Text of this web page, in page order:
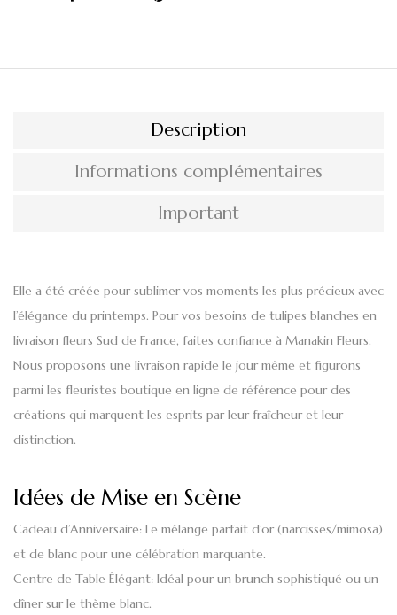
Description
Informations complémentaires
Important
Elle a été créée pour sublimer vos moments les plus précieux avec
l’élégance du printemps. Pour vos besoins de tulipes blanches en
livraison fleurs Sud de France, faites confiance à Manakin Fleurs.
Nous proposons une livraison rapide le jour même et figurons
parmi les fleuristes boutique en ligne de référence pour des
créations qui marquent les esprits par leur fraîcheur et leur
distinction.
Idées de Mise en Scène
Cadeau d’Anniversaire: Le mélange parfait d’or (narcisses/mimosa)
et de blanc pour une célébration marquante.
Centre de Table Élégant: Idéal pour un brunch sophistiqué ou un
dîner sur le thème blanc.